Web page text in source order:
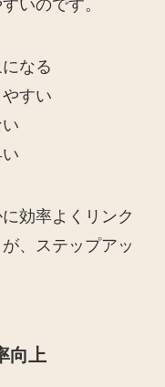
いのです。
なる
すい
効率よくリンク
、ステップアッ
向上